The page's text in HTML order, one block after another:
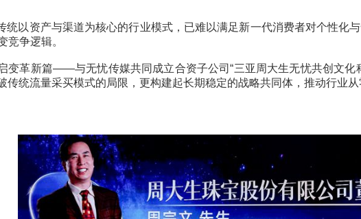
传统以资产与渠道为核心的行业模式，已难以满足新一代消
，转变竞争逻辑。
启变革新篇——与无忧传媒共同成立合资子公司“三亚周大生
仅突破传统流量采买模式的局限，更构建起长期稳定的战略共同